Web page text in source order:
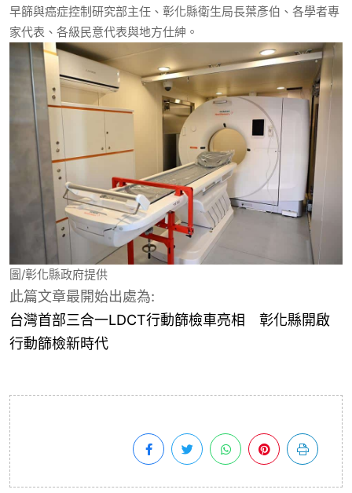
早篩與癌症控制研究部主任、彰化縣衛生局長葉彥伯、各學者專
家代表、各級民意代表與地方仕紳。
圖/彰化縣政府提供
此篇文章最開始出處為:
台灣首部三合一LDCT行動篩檢車亮相 彰化縣開啟
行動篩檢新時代